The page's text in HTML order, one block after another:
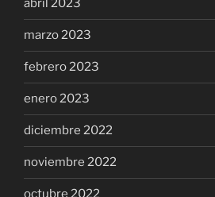
abril 2023
marzo 2023
febrero 2023
enero 2023
diciembre 2022
noviembre 2022
octubre 2022